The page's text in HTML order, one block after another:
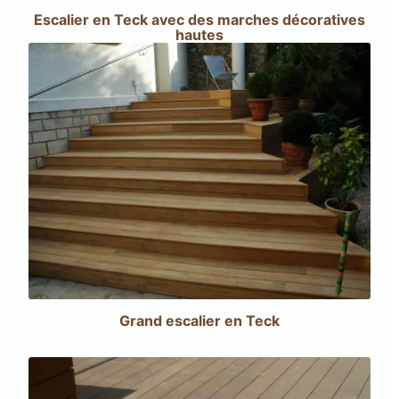
Escalier en Teck avec des marches décoratives
hautes
Grand escalier en Teck